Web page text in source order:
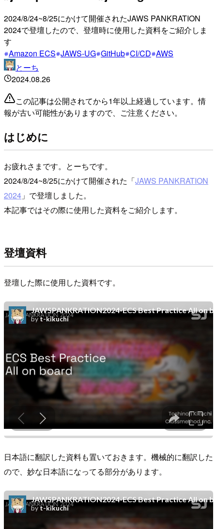
2024/8/24~8/25にかけて開催されたJAWS PANKRATION
2024で登壇したので、登壇時に使用した資料をご紹介しま
す
Amazon ECS JAWS-UG GitHub CI/CD AWS
とーち
2024.08.26
この記事は公開されてから1年以上経過しています。情
報が古い可能性がありますので、ご注意ください。
はじめに
お疲れさまです。とーちです。
2024/8/24~8/25にかけて開催された「JAWS PANKRATION
2024 」で登壇しました。
本記事ではその際に使用した資料をご紹介します。
登壇資料
登壇した際に使用した資料です。
日本語に翻訳した資料も置いておきます。機械的に翻訳した
ので、妙な日本語になってる部分があります。